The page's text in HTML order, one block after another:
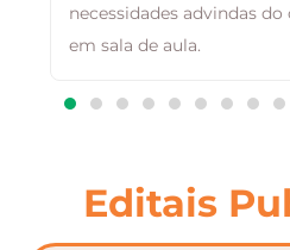
necessidades advindas
em sala de aula.
Editais